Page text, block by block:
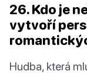
26. Kdo je
vytvoří
Hudba, která